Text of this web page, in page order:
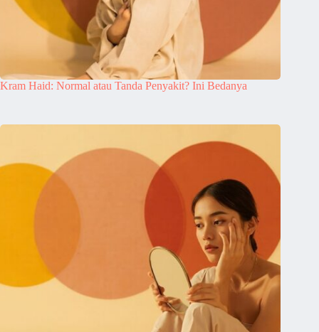
Kram Haid: Normal atau Tanda Penyakit? Ini Bedanya